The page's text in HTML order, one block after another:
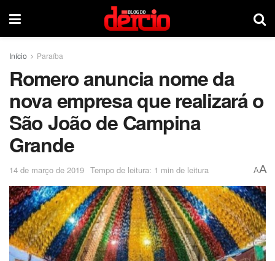
Início Paraíba
Romero anuncia nome da
nova empresa que realizará o
São João de Campina
Grande
14 de março de 2019 Tempo de leitura: 1 min de leitura AA